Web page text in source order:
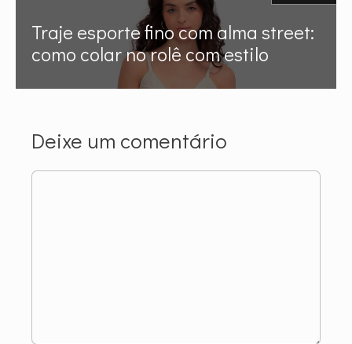
Traje esporte fino com alma street:
como colar no rolê com estilo
Deixe um comentário
Comentário